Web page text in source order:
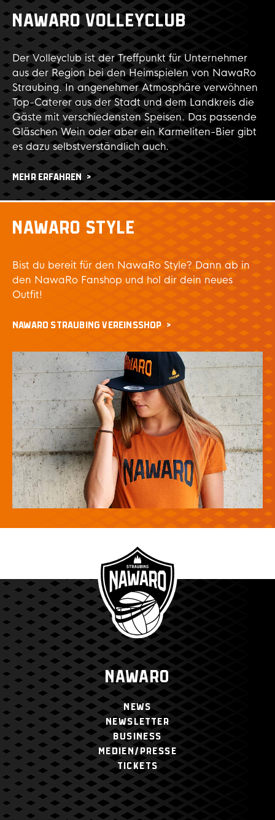
NAWARO VOLLEYCLUB
Der Volleyclub ist der Treffpunkt für Unternehmer
aus der Region bei den Heimspielen von NawaRo
Straubing. In angenehmer Atmosphäre verwöhnen
Top-Caterer aus der Stadt und dem Landkreis die
Gäste mit verschiedensten Speisen. Das passende
Gläschen Wein oder aber ein Karmeliten-Bier gibt
es dazu selbstverständlich auch.
MEHR ERFAHREN
NAWARO STYLE
Bist du bereit für den NawaRo Style? Dann ab in
den NawaRo Fanshop und hol dir dein neues
Outfit!
NAWARO STRAUBING VEREINSSHOP
NAWARO
NEWS
NEWSLETTER
BUSINESS
MEDIEN/PRESSE
TICKETS